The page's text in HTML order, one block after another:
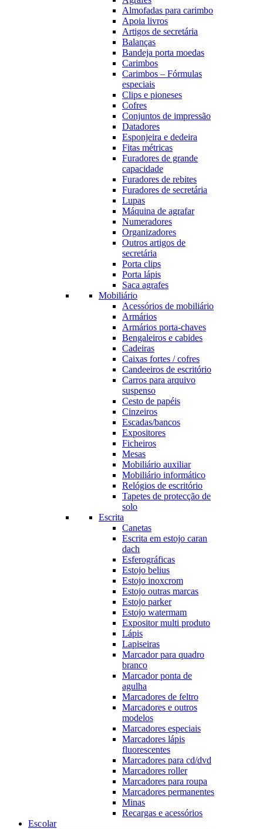
Almofadas para carimbo
Apoia livros
Artigos de secretária
Balanças
Bandeja porta moedas
Carimbos
Carimbos – Fórmulas
especiais
Clips e pioneses
Cofres
Conjuntos de impressão
Datadores
Esponjeira e dedeira
Fitas métricas
Furadores de grande
capacidade
Furadores de rebites
Furadores de secretária
Lupas
Máquina de agrafar
Numeradores
Organizadores
Outros artigos de
secretária
Porta clips
Porta lápis
Saca agrafes
Mobiliário
Acessórios de mobiliário
Armários
Armários porta-chaves
Bengaleiros e cabides
Cadeiras
Caixas fortes / cofres
Candeeiros de escritório
Carros para arquivo
suspenso
Cesto de papéis
Cinzeiros
Escadas/bancos
Expositores
Ficheiros
Mesas
Mobiliário auxiliar
Mobiliário informático
Relógios de escritório
Tapetes de protecção de
solo
Escrita
Canetas
Escrita em estojo caran
dach
Esferográficas
Estojo belius
Estojo inoxcrom
Estojo outras marcas
Estojo parker
Estojo watermam
Expositor multi produto
Lápis
Lapiseiras
Marcador para quadro
branco
Marcador ponta de
agulha
Marcadores de feltro
Marcadores e outros
modelos
Marcadores especiais
Marcadores lápis
fluorescentes
Marcadores para cd/dvd
Marcadores roller
Marcadores para roupa
Marcadores permanentes
Minas
Recargas e acessórios
Escolar